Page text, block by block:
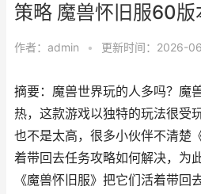
策略 魔兽怀旧服60版
作者： admin • 更新时间：2026-
摘要：魔兽世界玩的人多吗？魔
热，这款游戏以独特的玩法很受
也不是太高，很多小伙伴不清楚
着带回去任务攻略如何解决，为
《魔兽怀旧服》把它们活着带回